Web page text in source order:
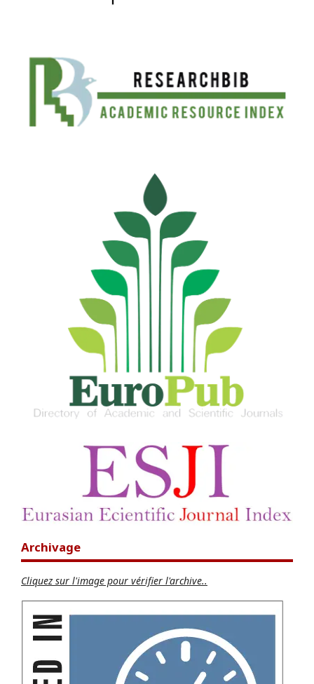
Archivage
Cliquez sur l'image pour vérifier l'archive..